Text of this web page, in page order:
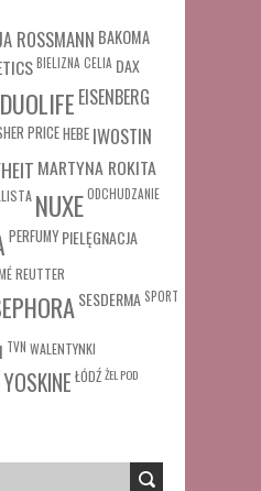
ROSSMANN BAKOMA
BIELIZNA CELIA DAX
DUOLIFE EISENBERG
PRICEHEBE IWOSTIN
MARTYNA ROKITA
NUXEODCHUDZANIE
PERFUMY PIELĘGNACJA
REUTTER
SESDERMA SPORT
TVN WALENTYNKI
YOSKINE ŁÓDŹŻEL POD